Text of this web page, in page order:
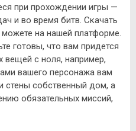
при прохождении игры —
и во время битв. Скачать
на нашей платформе.
готовы, что вам придется
вещей с ноля, например,
вашего персонажа вам
стены собственный дом, а
обязательных миссий,